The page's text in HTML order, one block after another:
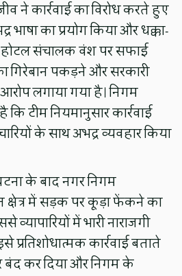
ने कार्रवाई का विरोध करते हुए
भाषा का प्रयोग किया और धक्का-
होटल संचालक वंश पर सफाई
गिरेबान पकड़ने और सरकारी
लगाया गया है। निगम
टीम नियमानुसार कार्रवाई
के साथ अभद्र व्यवहार किया
के बाद नगर निगम
क्षेत्र में सड़क पर कूड़ा फेंकने का
में भारी नाराजगी
प्रतिशोधात्मक कार्रवाई बताते
बंद कर दिया और निगम के